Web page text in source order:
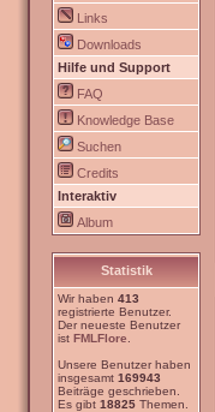
Links
Downloads
Hilfe und Support
FAQ
Knowledge Base
Suchen
Credits
Interaktiv
Album
Statistik
Wir haben 413
registrierte Benutzer.
Der neueste Benutzer
ist FMLFlore
Unsere Benutzer haben
insgesamt 169943
Beiträge geschrieben.
Es gibt 18825 Themen.